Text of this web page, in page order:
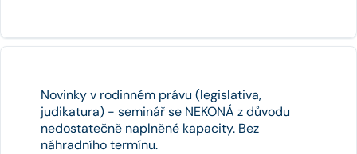
Novinky v rodinném právu (legislativa,
judikatura) - seminář se NEKONÁ z důvodu
nedostatečně naplněné kapacity. Bez
náhradního termínu.